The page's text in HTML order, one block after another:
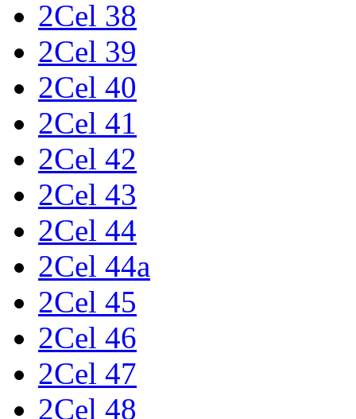
2Cel 38
2Cel 39
2Cel 40
2Cel 41
2Cel 42
2Cel 43
2Cel 44
2Cel 44a
2Cel 45
2Cel 46
2Cel 47
2Cel 48